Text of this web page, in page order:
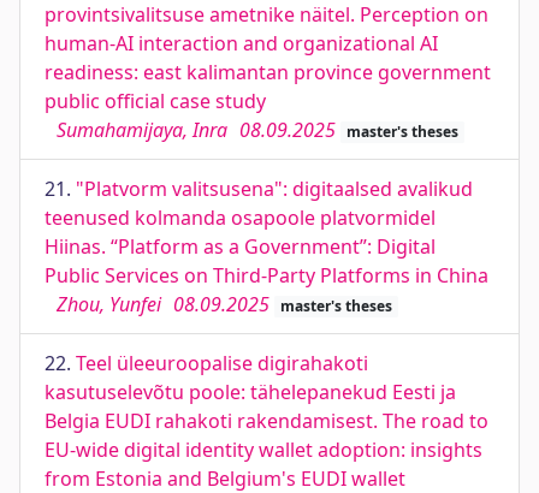
provintsivalitsuse ametnike näitel. Perception on
human-AI interaction and organizational AI
readiness: east kalimantan province government
public official case study
Sumahamijaya, Inra 08.09.2025 master's theses
21. "Platvorm valitsusena": digitaalsed avalikud
teenused kolmanda osapoole platvormidel
Hiinas. “Platform as a Government”: Digital
Public Services on Third-Party Platforms in China
Zhou, Yunfei 08.09.2025 master's theses
22. Teel üleeuroopalise digirahakoti
kasutuselevõtu poole: tähelepanekud Eesti ja
Belgia EUDI rahakoti rakendamisest. The road to
EU-wide digital identity wallet adoption: insights
from Estonia and Belgium's EUDI wallet